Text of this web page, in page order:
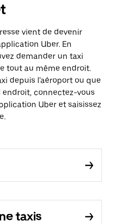
vient de devenir
Uber. En
demander un taxi
tout au même endroit.
depuis l'aéroport ou que
connectez-vous
Uber et saisissez
taxis